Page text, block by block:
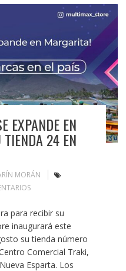
EXPANDE EN
24 EN
MORÁN
para recibir su
inaugurará este
su tienda número
Comercial Traki,
Esparta. Los